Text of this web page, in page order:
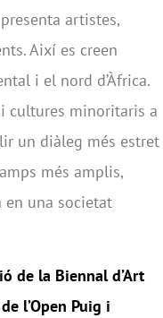
artistes,
Així es creen
i el nord d’Àfrica.
cultures minoritaris a
un diàleg més estret
més amplis,
en una societat
de la Biennal d’Art
l’Open Puig i